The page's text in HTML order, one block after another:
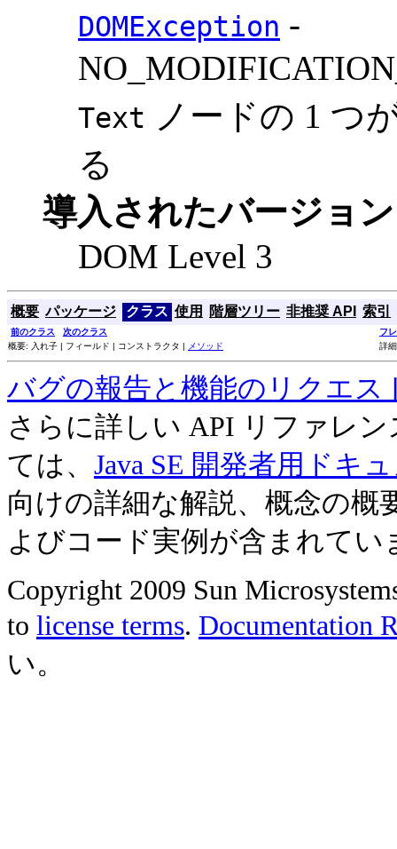
DOMException -
Text
ノードの 1 つ
る
導入されたバージョ
DOM Level 3
概要 パッケージ クラス 使用 階層ツリー 非推奨 API 索引
前のクラス 次のクラス
フ
概要: 入れ子 | フィールド | コンストラクタ |
メソッド 詳
バグの報告と機能のリクエス
さらに詳しい API リファレ
ては、 Java SE 開発者用ドキ
向けの詳細な解説、概念の概
よびコード実例が含まれてい
Copyright 2009 Sun
to license terms. Documentation
い。